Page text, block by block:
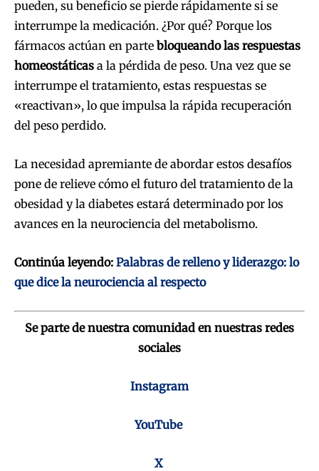
pueden, su beneficio se pierde rápidamente si se
interrumpe la medicación. ¿Por qué? Porque los
fármacos actúan en parte bloqueando las respuestas
homeostáticas a la pérdida de peso. Una vez que se
interrumpe el tratamiento, estas respuestas se
«reactivan», lo que impulsa la rápida recuperación
del peso perdido.
La necesidad apremiante de abordar estos desafíos
pone de relieve cómo el futuro del tratamiento de la
obesidad y la diabetes estará determinado por los
avances en la neurociencia del metabolismo.
Continúa leyendo: Palabras de relleno y liderazgo: lo
que dice la neurociencia al respecto
Se parte de nuestra comunidad en nuestras redes
sociales
Instagram
YouTube
X